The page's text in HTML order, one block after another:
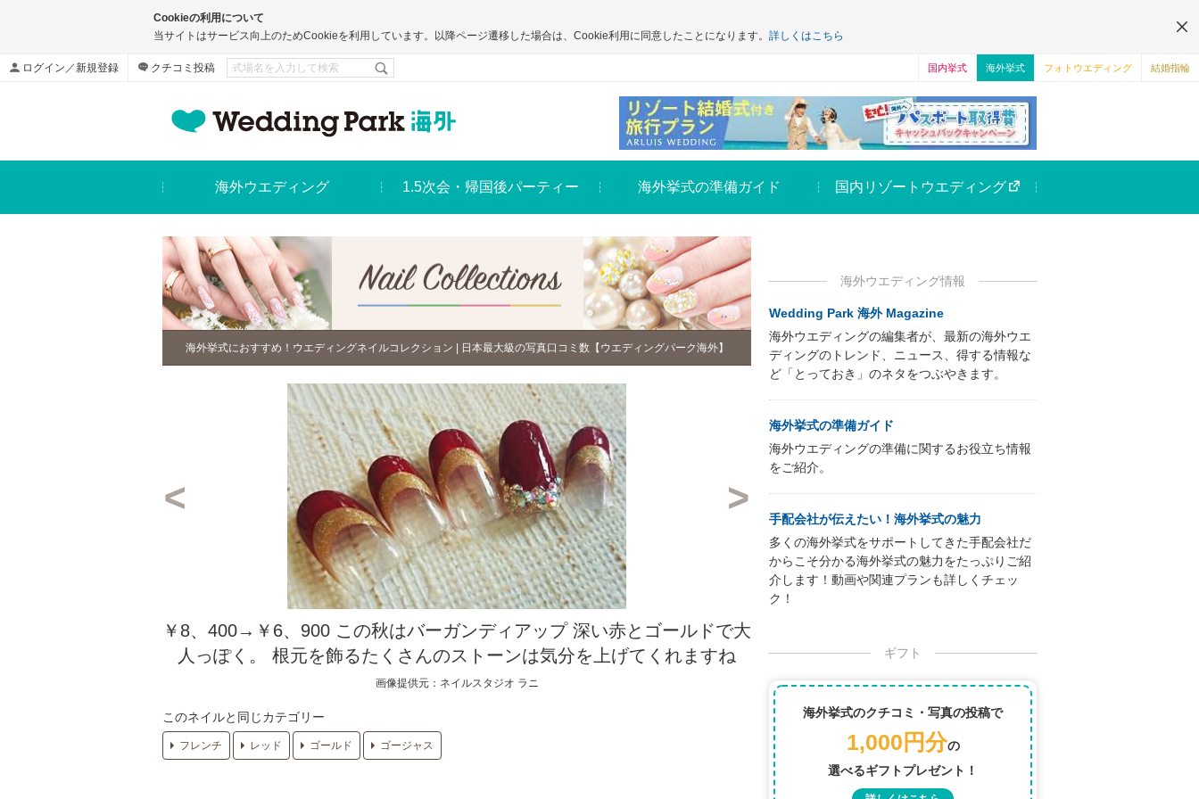
Cookieの利用について
当サイトはサービス向上のためCookieを利用しています。以降ページ遷移した場合は、Cookie利用に同意したことになります。 詳しくはこちら
ログイン／新規登録 クチコミ投稿 国内挙式 海外挙式 フォトウエディング 結婚指輪
海外ウエディング 1.5次会・帰国後パーティー 海外挙式の準備ガイド 国内リゾートウエディング
海外挙式におすすめ！ウエディングネイルコレクション | 日本最大級の写真口コミ数【ウエディングパーク海外】
￥8、400→￥6、900 この秋はバーガンディアップ 深い赤とゴールドで大
人っぽく。 根元を飾るたくさんのストーンは気分を上げてくれますね
画像提供元：ネイルスタジオ ラニ
このネイルと同じカテゴリー
フレンチ レッド ゴールド ゴージャス
海外ウエディング情報
Wedding Park 海外 Magazine
海外ウエディングの編集者が、最新の海外ウエ
ディングのトレンド、ニュース、得する情報な
ど「とっておき」のネタをつぶやきます。
海外挙式の準備ガイド
海外ウエディングの準備に関するお役立ち情報
をご紹介。
手配会社が伝えたい！海外挙式の魅力
多くの海外挙式をサポートしてきた手配会社だ
からこそ分かる海外挙式の魅力をたっぷりご紹
介します！動画や関連プランも詳しくチェッ
ク！
ギフト
海外挙式のクチコミ・写真の投稿で
1,000円分の
選べるギフトプレゼント！